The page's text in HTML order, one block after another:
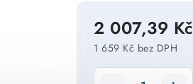
2 007,39 Kč
1 659 Kč bez DPH
Měrná cena: